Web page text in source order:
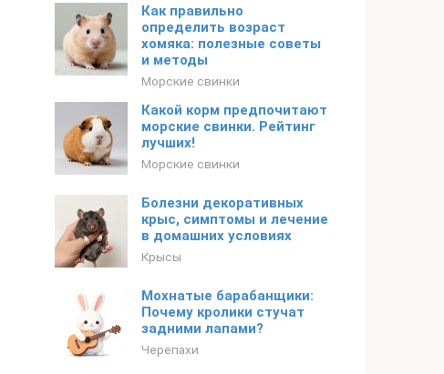
Как правильно
определить возраст
хомяка: полезные советы
и методы
Морские свинки
Какой корм предпочитают
морские свинки. Рейтинг
лучших!
Морские свинки
Болезни декоративных
крыс, симптомы и лечение
в домашних условиях
Крысы
Мохнатые барабанщики:
Почему кролики стучат
задними лапами?
Черепахи